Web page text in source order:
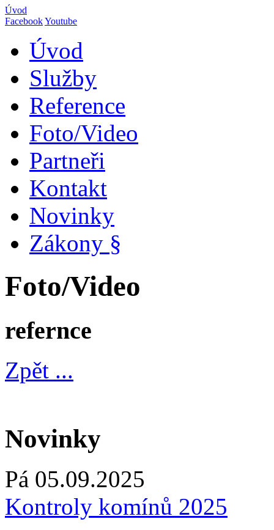
Úvod
FacebookYoutube
Úvod
Služby
Reference
Foto/Video
Partneři
Kontakt
Novinky
Zákony §
Foto/Video
refernce
Zpět ...
Novinky
Pá 05.09.2025
Kontroly komínů 2025